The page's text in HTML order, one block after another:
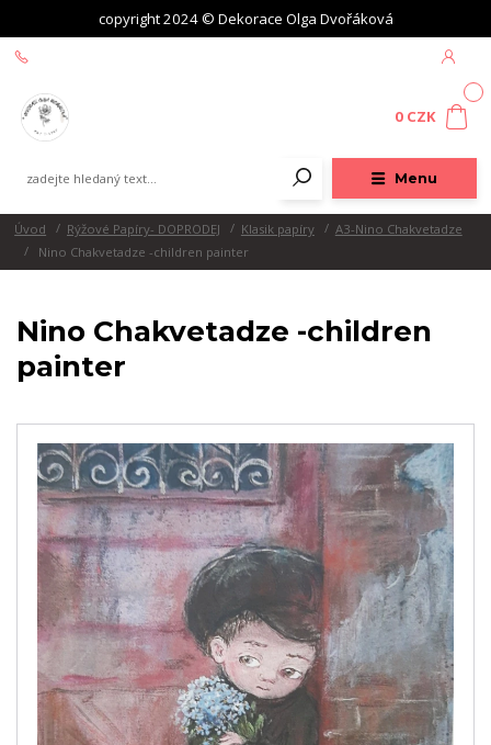
copyright 2024 © Dekorace Olga Dvořáková
Menu
0 CZK
Úvod Rýžové Papíry- DOPRODEJ Klasik papíry
A3-Nino Chakvetadze
Nino Chakvetadze -children painter
Nino Chakvetadze -children
painter